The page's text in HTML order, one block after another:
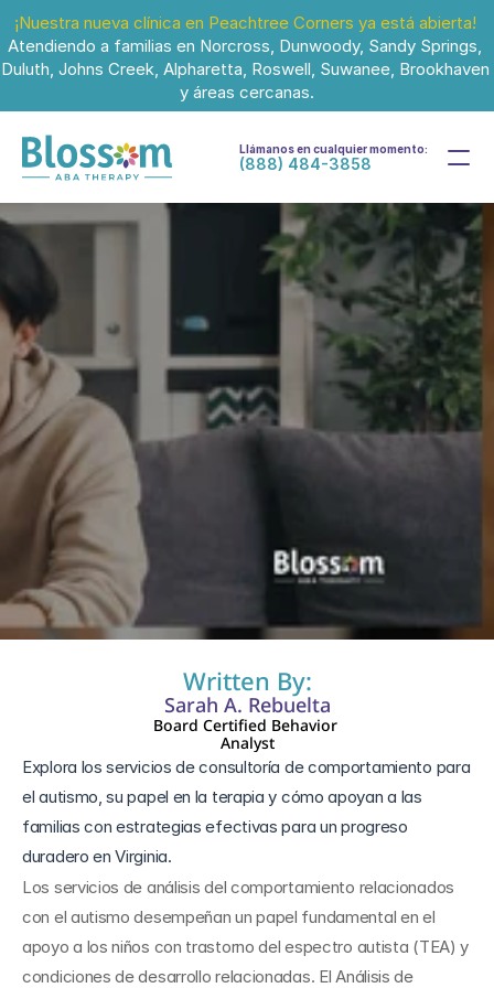
¡Nuestra nueva clínica en Peachtree Corners ya está abierta!
Atendiendo a familias en Norcross, Dunwoody, Sandy Springs,
Duluth, Johns Creek, Alpharetta, Roswell, Suwanee, Brookhaven
y áreas cercanas.
Llámanos en cualquier momento:
(888) 484-3858
25 nov 2025
Written By:
Sarah A. Rebuelta
Board Certified Behavior
Analyst
Explora los servicios de consultoría de comportamiento para
el autismo, su papel en la terapia y cómo apoyan a las
familias con estrategias efectivas para un progreso
duradero en Virginia.
Los servicios de análisis del comportamiento relacionados
con el autismo desempeñan un papel fundamental en el
apoyo a los niños con trastorno del espectro autista (TEA) y
condiciones de desarrollo relacionadas. El Análisis de